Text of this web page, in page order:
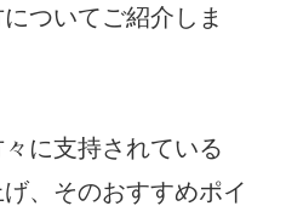
ついてご紹介しま
に支持されている
、そのおすすめポイ